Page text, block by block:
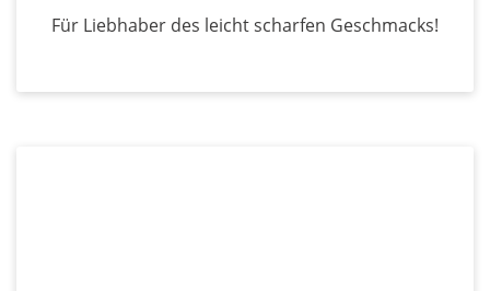
Für Liebhaber des leicht scharfen Geschmacks!